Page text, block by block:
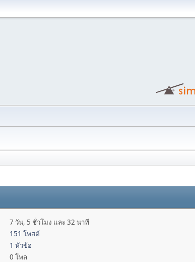
7 วัน, 5 ชั่วโมง และ 32 นาที
151 โพสต์
1 หัวข้อ
0 โพล